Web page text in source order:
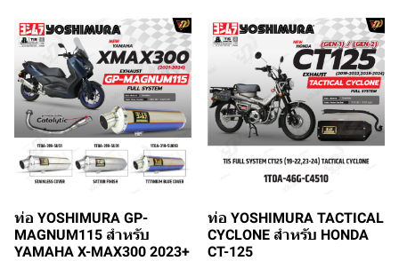
ท่อ YOSHIMURA GP-
MAGNUM115 สำหรับ
YAMAHA X-MAX300 2023+
ท่อ YOSHIMURA TACTICAL
CYCLONE สำหรับ HONDA
CT-125